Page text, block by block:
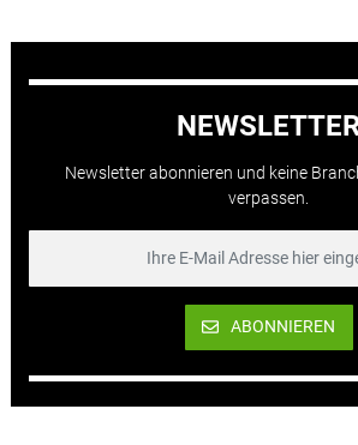
Newsletter abonnieren und keine
verpassen.
ABONNIEREN